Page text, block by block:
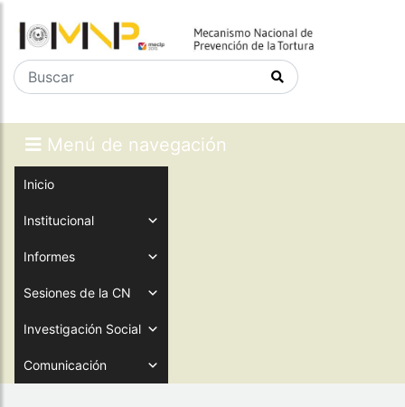
Menú de navegación
Inicio
Institucional
Informes
Sesiones de la CN
Investigación Social
Comunicación